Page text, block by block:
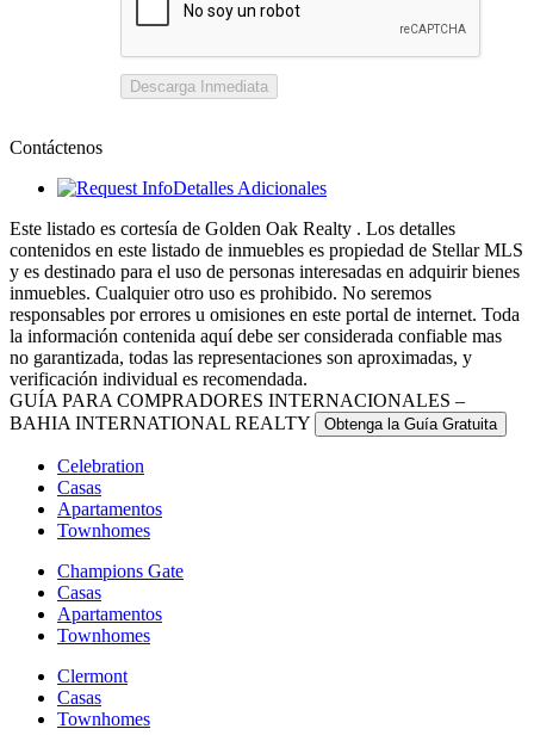
Descarga Inmediata
Contáctenos
Detalles Adicionales
Este listado es cortesía de Golden Oak Realty . Los detalles
contenidos en este listado de inmuebles es propiedad de Stellar MLS
y es destinado para el uso de personas interesadas en adquirir bienes
inmuebles. Cualquier otro uso es prohibido. No seremos
responsables por errores u omisiones en este portal de internet. Toda
la información contenida aquí debe ser considerada confiable mas
no garantizada, todas las representaciones son aproximadas, y
verificación individual es recomendada.
GUÍA PARA COMPRADORES INTERNACIONALES –
BAHIA INTERNATIONAL REALTY
Obtenga la Guía Gratuita
Celebration
Casas
Apartamentos
Townhomes
Champions Gate
Casas
Apartamentos
Townhomes
Clermont
Casas
Townhomes